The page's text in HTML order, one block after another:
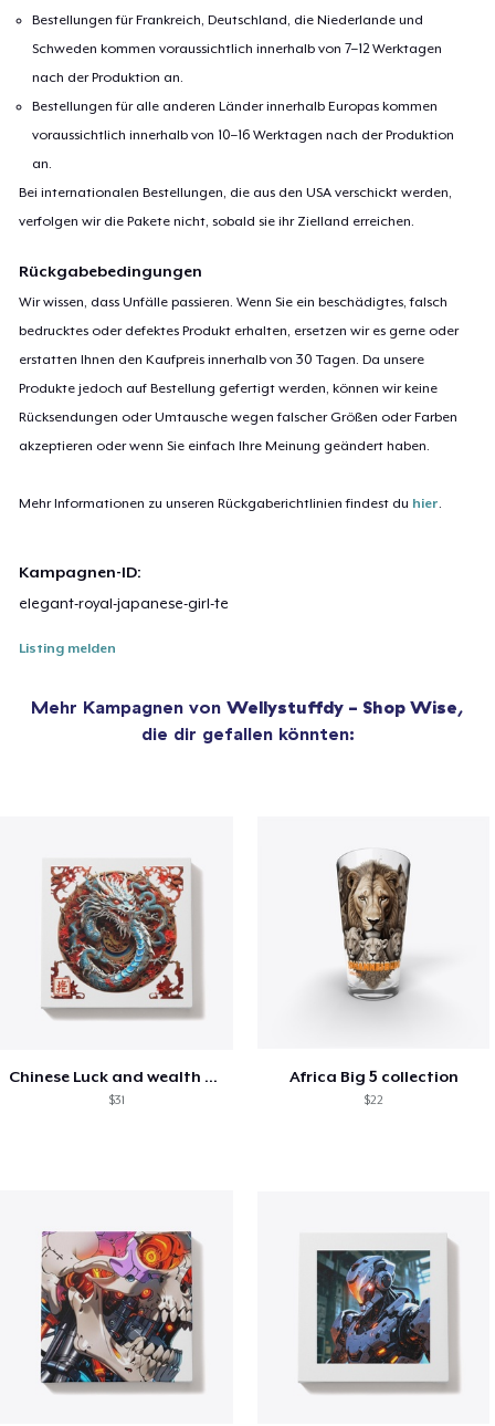
Bestellungen für Frankreich, Deutschland, die Niederlande und
Schweden kommen voraussichtlich innerhalb von 7–12 Werktagen
nach der Produktion an.
Bestellungen für alle anderen Länder innerhalb Europas kommen
voraussichtlich innerhalb von 10–16 Werktagen nach der Produktion
an.
Bei internationalen Bestellungen, die aus den USA verschickt werden,
verfolgen wir die Pakete nicht, sobald sie ihr Zielland erreichen.
Rückgabebedingungen
Wir wissen, dass Unfälle passieren. Wenn Sie ein beschädigtes, falsch
bedrucktes oder defektes Produkt erhalten, ersetzen wir es gerne oder
erstatten Ihnen den Kaufpreis innerhalb von 30 Tagen. Da unsere
Produkte jedoch auf Bestellung gefertigt werden, können wir keine
Rücksendungen oder Umtausche wegen falscher Größen oder Farben
akzeptieren oder wenn Sie einfach Ihre Meinung geändert haben.
Mehr Informationen zu unseren Rückgaberichtlinien findest du hier.
Kampagnen-ID:
elegant-royal-japanese-girl-te
Listing melden
Mehr Kampagnen von Wellystuffdy - Shop Wise,
die dir gefallen könnten:
Chinese Luck and wealth Dragon
$31
Africa Big 5 collection
$22